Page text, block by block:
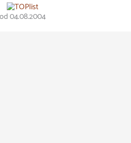
od 04.08.2004